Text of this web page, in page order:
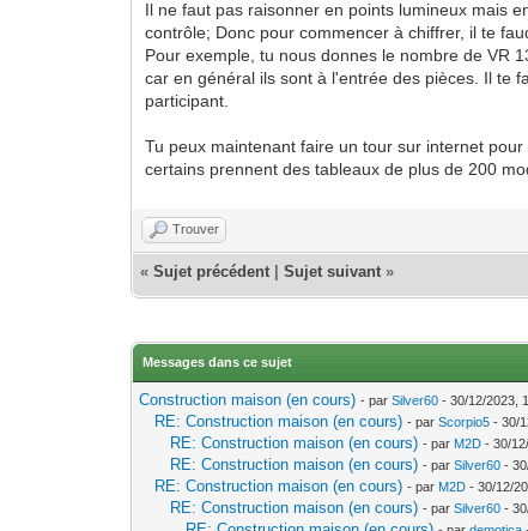
Il ne faut pas raisonner en points lumineux mais
contrôle; Donc pour commencer à chiffrer, il te
Pour exemple, tu nous donnes le nombre de VR
car en général ils sont à l'entrée des pièces. Il te
participant.
Tu peux maintenant faire un tour sur internet
certains prennent des tableaux de plus de 200
Trouver
«Sujet précédent |Sujet suivant »
Messages dans ce sujet
Construction maison (en cours) - parSilver60 - 30/12/2023,
RE: Construction maison (en cours) - parScorpio5 - 30/
RE: Construction maison (en cours) - par M2D - 30/
RE: Construction maison (en cours) - parSilver60 -
RE: Construction maison (en cours) - par M2D - 30/12/
RE: Construction maison (en cours) - parSilver60 -